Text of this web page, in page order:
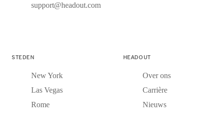
support@headout.com
STEDEN
New York
Las Vegas
Rome
HEADOUT
Over ons
Carrière
Nieuws